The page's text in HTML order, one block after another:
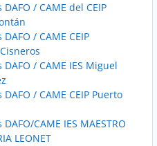
/ CAME del CEIP
/ CAME CEIP
/ CAME IES Miguel
/ CAME CEIP Puerto
CAME IES MAESTRO
LEONET